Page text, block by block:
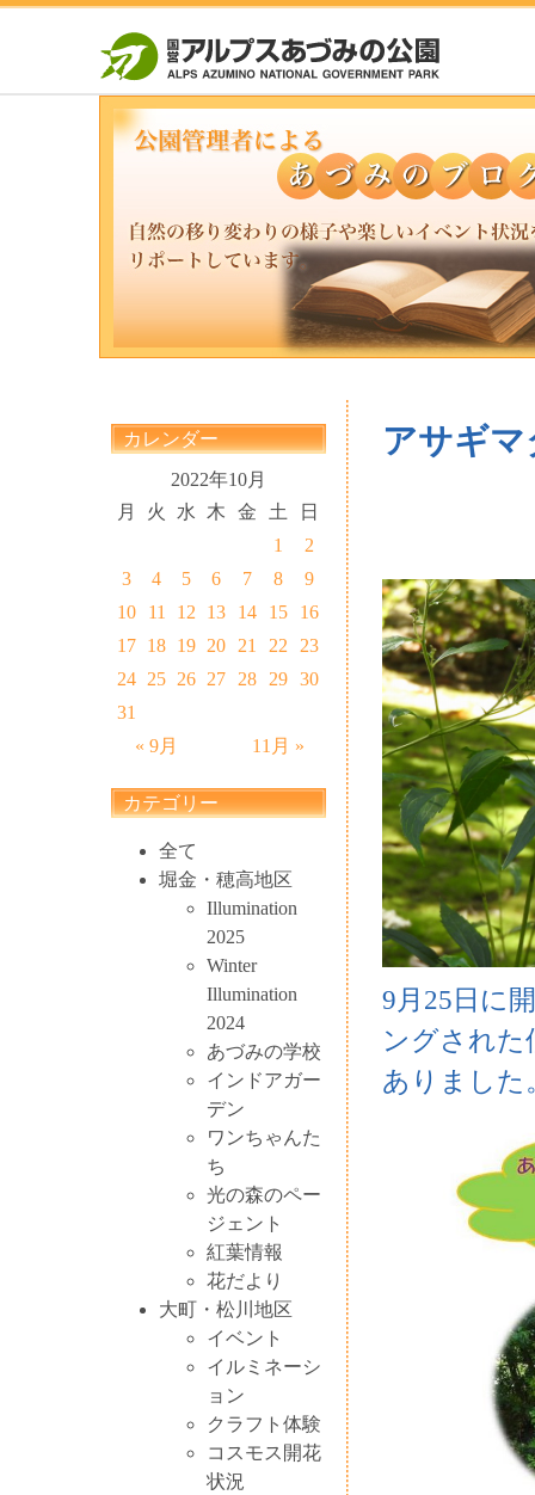
カレンダー
2022年10月
月
火 水 木 金 土 日
« 9月 11月 »
1
2
3
4 5 6 7 8
9
10
11 12 13 14 15
16
17 18 19 20 21 22
23
24 25 26 27 28 29
30
31
カテゴリー
全て
堀金・穂高地区
Illumination
2025
Winter
Illumination
2024
あづみの学校
インドアガー
デン
ワンちゃんた
ち
光の森のペー
ジェント
紅葉情報
花だより
大町・松川地区
イベント
イルミネーシ
ョン
クラフト体験
コスモス開花
状況
アサギ
9月25日に
ングされた
ありました